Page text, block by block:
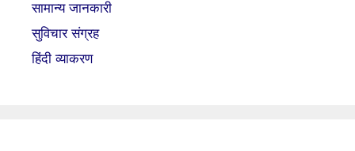
सामान्य जानकारी
सुविचार संग्रह
हिंदी व्याकरण